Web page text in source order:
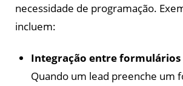
necessidade de programação.
incluem:
Integração entre formulários
Quando um lead preenche um